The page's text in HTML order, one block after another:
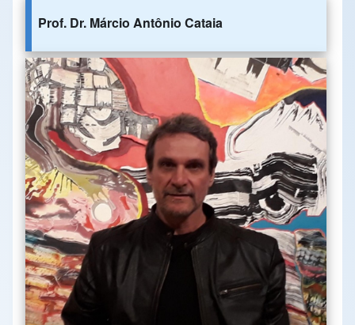
Prof. Dr. Márcio Antônio Cataia